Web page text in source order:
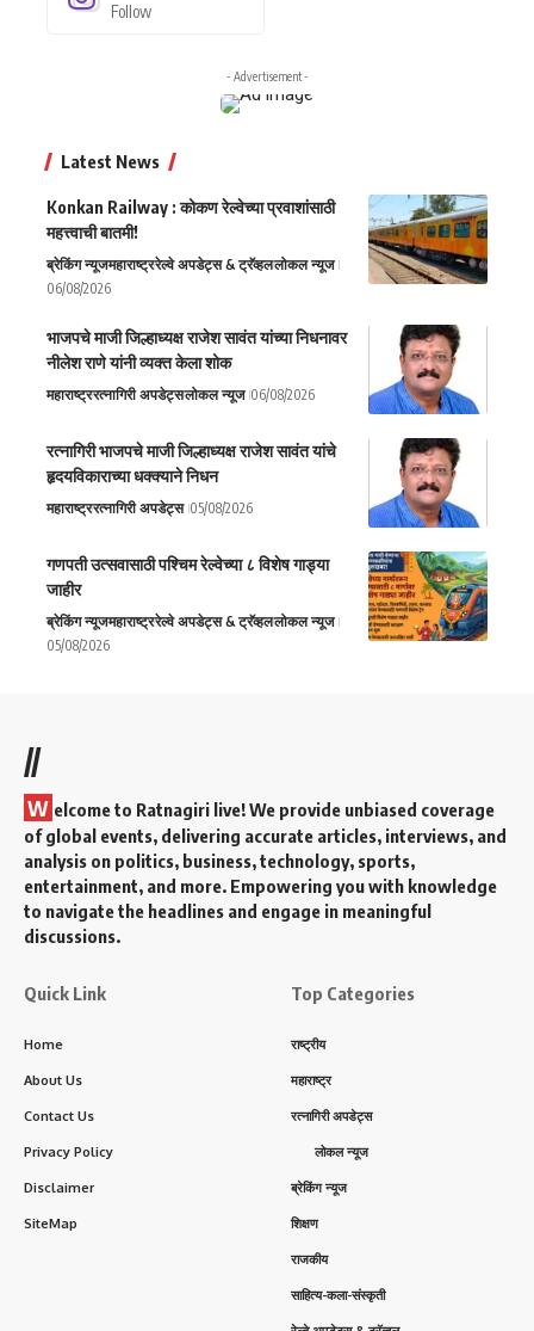
Follow
- Advertisement -
Latest News
Konkan Railway : कोकण रेल्वेच्या प्रवाशांसाठी
महत्त्वाची बातमी!
ब्रेकिंग न्यूजमहाराष्ट्ररेल्वे अपडेट्स & ट्रॅव्हललोकल न्यूज
06/08/2026
भाजपचे माजी जिल्हाध्यक्ष राजेश सावंत यांच्या निधनावर
नीलेश राणे यांनी व्यक्त केला शोक
महाराष्ट्ररत्नागिरी अपडेट्सलोकल न्यूज 06/08/2026
रत्नागिरी भाजपचे माजी जिल्हाध्यक्ष राजेश सावंत यांचे
हृदयविकाराच्या धक्क्याने निधन
महाराष्ट्ररत्नागिरी अपडेट्स 05/08/2026
गणपती उत्सवासाठी पश्चिम रेल्वेच्या ८ विशेष गाड्या
जाहीर
ब्रेकिंग न्यूजमहाराष्ट्ररेल्वे अपडेट्स & ट्रॅव्हललोकल न्यूज
05/08/2026
//
W elcome to Ratnagiri live! We provide unbiased coverage
of global events, delivering accurate articles, interviews, and
analysis on politics, business, technology, sports,
entertainment, and more. Empowering you with knowledge
to navigate the headlines and engage in meaningful
discussions.
Quick Link
Home
About Us
Contact Us
Privacy Policy
Disclaimer
SiteMap
Top Categories
राष्ट्रीय
महाराष्ट्र
रत्नागिरी अपडेट्स
लोकल न्यूज
ब्रेकिंग न्यूज
शिक्षण
राजकीय
साहित्य-कला-संस्कृती